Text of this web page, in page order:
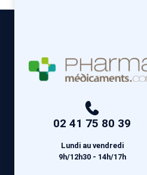
02 41 75 80 39
Lundi au vendredi
9h/12h30 - 14h/17h